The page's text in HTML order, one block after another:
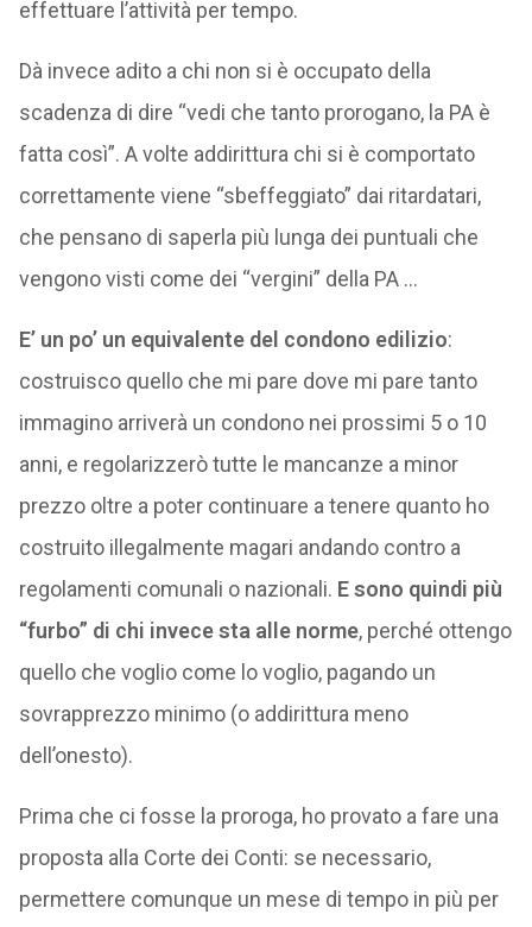
effettuare l’attività per tempo.
Dà invece adito a chi non si è occupato della
scadenza di dire “vedi che tanto prorogano, la PA è
fatta così”. A volte addirittura chi si è comportato
correttamente viene “sbeffeggiato” dai ritardatari,
che pensano di saperla più lunga dei puntuali che
vengono visti come dei “vergini” della PA …
E’ un po’ un equivalente del condono edilizio:
costruisco quello che mi pare dove mi pare tanto
immagino arriverà un condono nei prossimi 5 o 10
anni, e regolarizzerò tutte le mancanze a minor
prezzo oltre a poter continuare a tenere quanto ho
costruito illegalmente magari andando contro a
regolamenti comunali o nazionali. E sono quindi più
“furbo” di chi invece sta alle norme, perché ottengo
quello che voglio come lo voglio, pagando un
sovrapprezzo minimo (o addirittura meno
dell’onesto).
Prima che ci fosse la proroga, ho provato a fare una
proposta alla Corte dei Conti: se necessario,
permettere comunque un mese di tempo in più per